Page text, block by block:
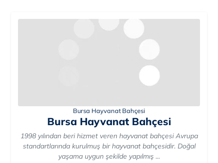
Bursa Hayvanat Bahçesi
Bursa Hayvanat Bahçesi
1998 yılından beri hizmet veren hayvanat bahçesi Avrupa
standartlarında kurulmuş bir hayvanat bahçesidir. Doğal
yaşama uygun şekilde yapılmış ...